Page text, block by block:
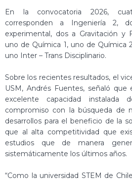
En la convocatoria 2026,
corresponden a Ingeniería 2,
experimental, dos a Gravitación y
uno de Química 1, uno de Química
uno Inter – Trans Disciplinario.
Sobre los recientes resultados, el
USM, Andrés Fuentes, señaló
excelente capacidad
compromiso con la búsqueda de
desarrollos para el beneficio de la
que al alta competitividad que
estudios que de manera
sistemáticamente los últimos años.
“Como la universidad STEM de